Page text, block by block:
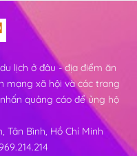
lịch ở đâu - địa điểm ăn
mạng xã hội và các trang
quảng cáo để ủng hộ
Tân Bình, Hồ Chí Minh